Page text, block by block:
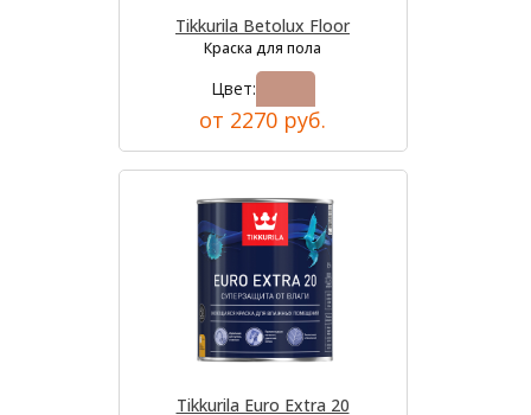
Tikkurila Betolux Floor
Краска для пола
Цвет:
от 2270 руб.
Tikkurila Euro Extra 20